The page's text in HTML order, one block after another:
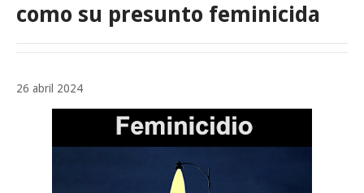
como su presunto feminicida
26 abril 2024